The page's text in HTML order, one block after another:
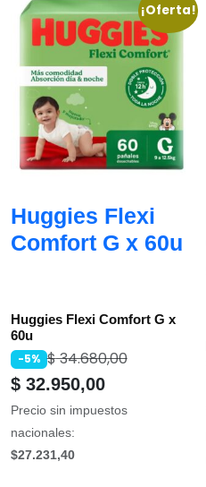
¡Oferta!
Huggies Flexi
Comfort G x 60u
Huggies Flexi Comfort G x
60u
-5% $34.680,00
$ 32.950,00
Precio sin impuestos
nacionales:
$27.231,40